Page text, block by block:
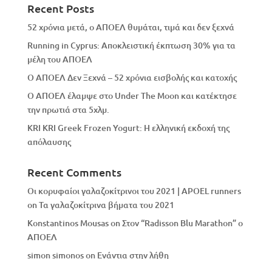
Recent Posts
52 χρόνια μετά, ο ΑΠΟΕΛ θυμάται, τιμά και δεν ξεχνά
Running in Cyprus: Αποκλειστική έκπτωση 30% για τα
μέλη του ΑΠΟΕΛ
Ο ΑΠΟΕΛ Δεν Ξεχνά – 52 χρόνια εισβολής και κατοχής
Ο ΑΠΟΕΛ έλαμψε στο Under The Moon και κατέκτησε
την πρωτιά στα 5χλμ.
KRI KRI Greek Frozen Yogurt: Η ελληνική εκδοχή της
απόλαυσης
Recent Comments
Οι κορυφαίοι γαλαζοκίτρινοι του 2021 | APOEL runners
onΤα γαλαζοκίτρινα βήματα του 2021
Konstantinos MousasonΣτον “Radisson Blu Marathon” ο
ΑΠΟΕΛ
simon simonoson Eνάντια στην λήθη